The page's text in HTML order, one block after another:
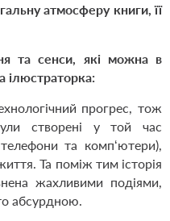
атмосферу книги, її
та сенси, які можна в
ілюстраторка:
прогрес, тож
створені у той час
телефони та комп‘ютери),
Та поміж тим історія
жахливими подіями,
абсурдною.